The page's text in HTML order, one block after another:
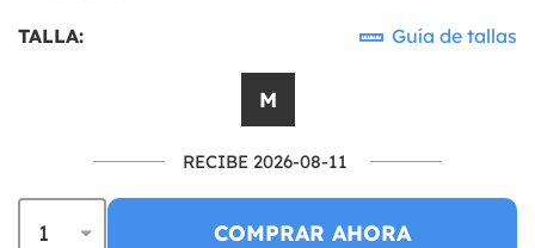
TALLA: Guía de tallas
M
RECIBE 2026-08-11
COMPRAR AHORA